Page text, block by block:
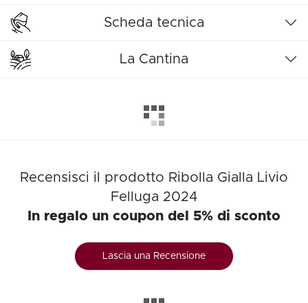
Scheda tecnica
La Cantina
Recensisci il prodotto Ribolla Gialla Livio
Felluga 2024
In regalo un coupon del 5% di sconto
Lascia una Recensione